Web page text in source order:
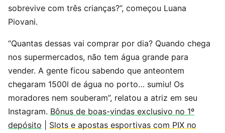
sobrevive com três crianças?”, começou Luana
Piovani.
“Quantas dessas vai comprar por dia? Quando chega
nos supermercados, não tem água grande para
vender. A gente ficou sabendo que anteontem
chegaram 1500l de água no porto… sumiu! Os
moradores nem souberam”, relatou a atriz em seu
Instagram. Bônus de boas-vindas exclusivo no 1º
depósito
Slots e apostas esportivas com PIX no